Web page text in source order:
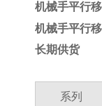
机械手平行
机械手平行
长期供货
系列